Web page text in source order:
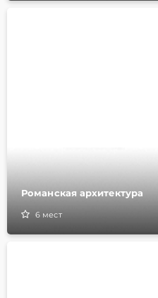
Романская архитектура
6 мест